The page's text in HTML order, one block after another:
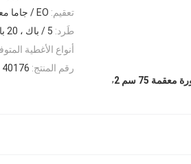
تعقيم: EO / جاما معقمة
طَرد: 5 / باك ، 20 باك / حالة
أنواع الأغطية
رقم المنتج: 40176
,